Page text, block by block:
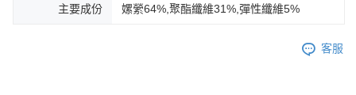
主要成份 嫘縈64%,聚酯纖維31%,彈性纖維5%
客服